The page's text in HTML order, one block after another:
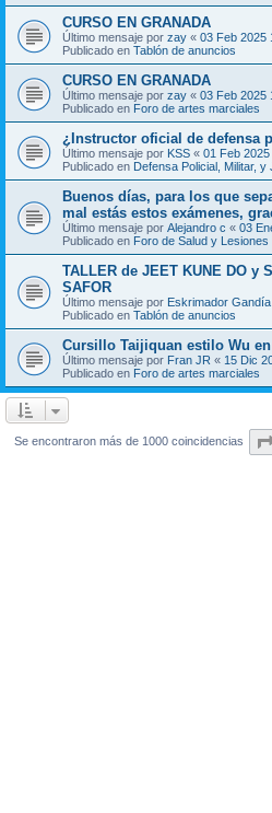
CURSO EN GRANADA
Último mensaje por zay « 03 Feb 2025
Publicado en Tablón de anuncios
CURSO EN GRANADA
Último mensaje por zay « 03 Feb 2025
Publicado en Foro de artes marciales
¿Instructor oficial de defensa
Último mensaje por KSS « 01 Feb
Publicado en Defensa Policial, Militar, y
Buenos días, para los que
mal estás estos exámenes,
Último mensaje por Alejandro c « 03
Publicado en Foro de Salud y Lesiones
TALLER de JEET KUNE DO y
SAFOR
Último mensaje por Eskrimador Gandía
Publicado en Tablón de anuncios
Cursillo Taijiquan estilo Wu
Último mensaje por Fran JR « 15 Dic
Publicado en Foro de artes marciales
Se encontraron más de 1000 coincidencias